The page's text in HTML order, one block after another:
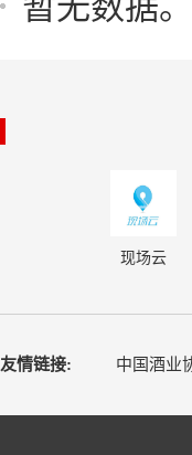
现场云
友情链接: 中国酒业